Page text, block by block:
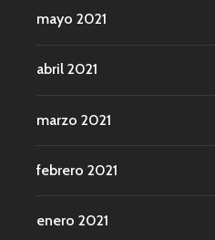
mayo 2021
abril 2021
marzo 2021
febrero 2021
enero 2021